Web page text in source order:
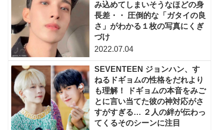
み込めてしまいそうなほどの身
長差・・ 圧倒的な「ガタイの良
さ」がわかる１枚の写真にくぎ
づけ
2022.07.04
SEVENTEEN ジョンハン、す
ねるドギョムの性格をだれより
も理解！ ドギョムの本音をみご
とに言い当てた彼の神対応がさ
すがすぎる… ２人の絆が伝わっ
てくるそのシーンに注目